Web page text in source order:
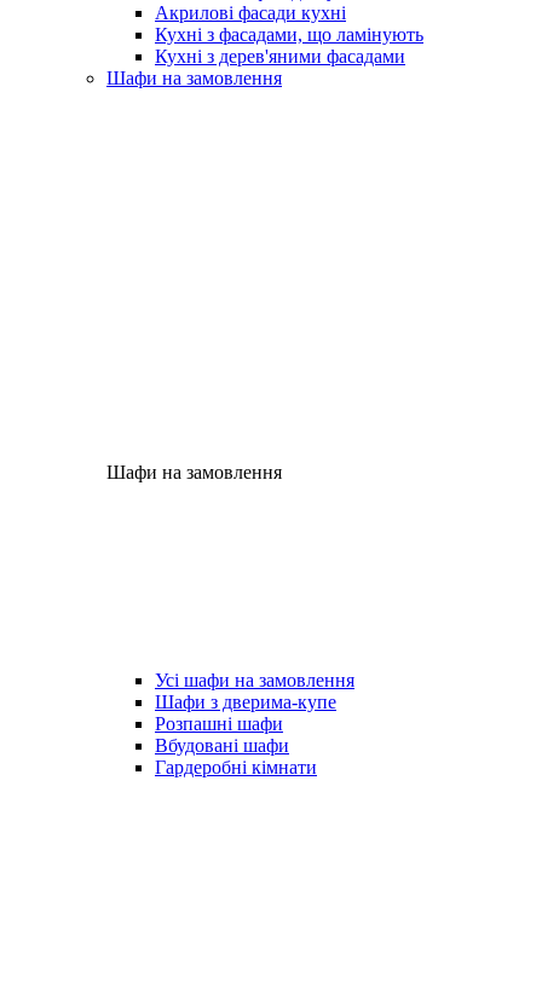
Акрилові фасади кухні
Кухні з фасадами, що ламінують
Кухні з дерев'яними фасадами
Шафи на замовлення
Шафи на замовлення
Усі шафи на замовлення
Шафи з дверима-купе
Розпашні шафи
Вбудовані шафи
Гардеробні кімнати